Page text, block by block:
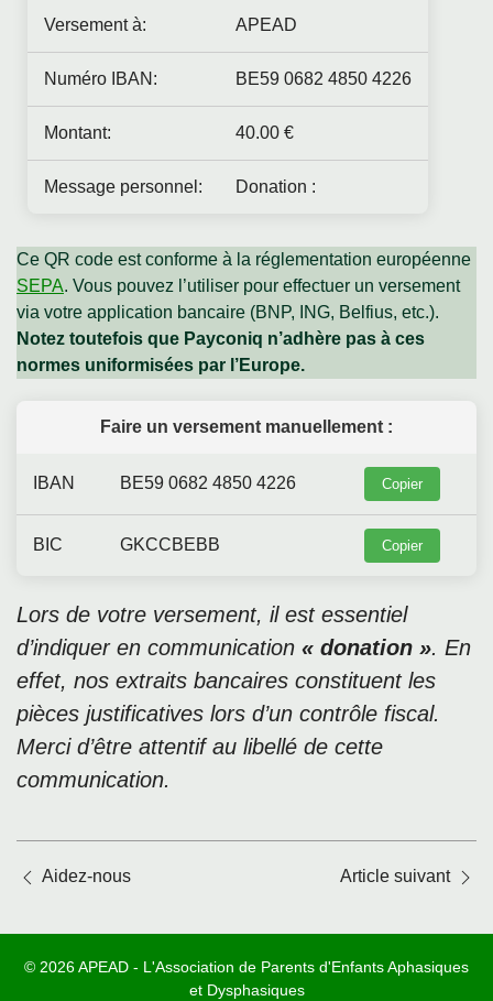
Versement à: APEAD
Numéro IBAN: BE59 0682 4850 4226
Montant: 40.00 €
Message personnel: Donation :
Ce QR code est conforme à la réglementation européenne
SEPA. Vous pouvez l’utiliser pour effectuer un versement
via votre application bancaire (BNP, ING, Belfius, etc.).
Notez toutefois que Payconiq n’adhère pas à ces
normes uniformisées par l’Europe.
Faire un versement manuellement :
IBAN BE59 0682 4850 4226 Copier
BIC GKCCBEBB Copier
Lors de votre versement, il est essentiel
d’indiquer en communication « donation ». En
effet, nos extraits bancaires constituent les
pièces justificatives lors d’un contrôle fiscal.
Merci d’être attentif au libellé de cette
communication.
navigation
Aidez-nous Article suivant
© 2026 APEAD - L'Association de Parents d'Enfants Aphasiques
et Dysphasiques